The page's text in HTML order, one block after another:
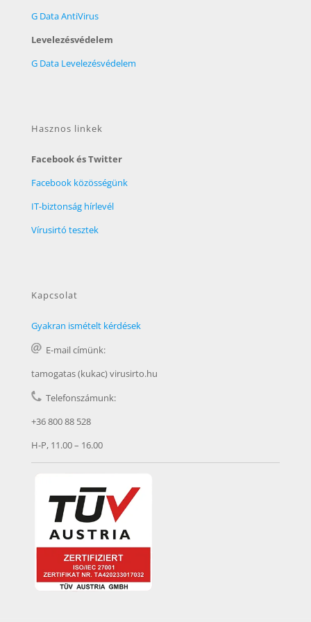
G Data AntiVirus
Levelezésvédelem
G Data Levelezésvédelem
Hasznos linkek
Facebook és Twitter
Facebook közösségünk
IT-biztonság hírlevél
Vírusirtó tesztek
Kapcsolat
Gyakran ismételt kérdések
E-mail címünk:
tamogatas (kukac) virusirto.hu
Telefonszámunk:
+36 800 88 528
H-P, 11.00 – 16.00